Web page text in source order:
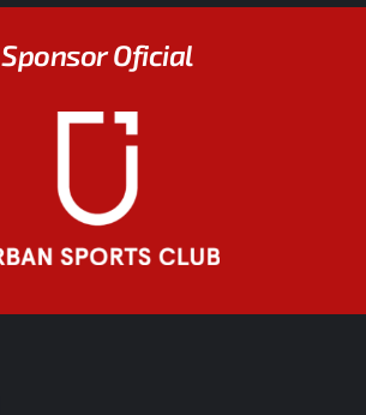
Sponsor Oficial